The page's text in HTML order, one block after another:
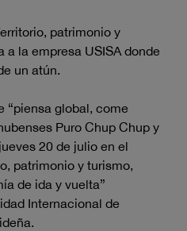
patrimonio y
a la empresa USISA donde
un atún.
“piensa global, come
Puro Chup Chup y
20 de julio en el
patrimonio y turismo,
de ida y vuelta”
Internacional de